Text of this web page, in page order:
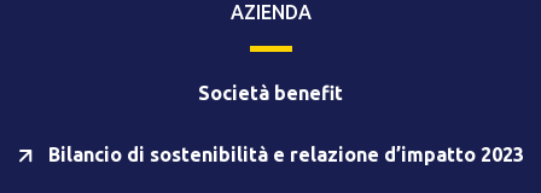
AZIENDA
Società benefit
Bilancio di sostenibilità e relazione d’impatto 2023